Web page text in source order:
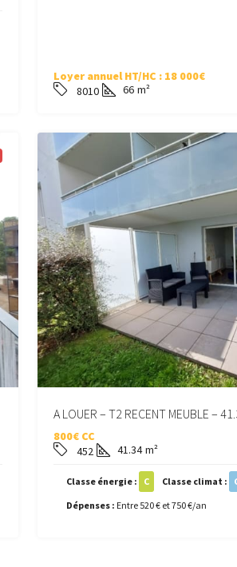
Loyer annuel HT/HC : 18 000€
8010
66 m²
A LOUER – T2 RECENT MEUBLE –
800€ CC
452
41.34 m²
Classe énergie : C Classe climat :
Dépenses : Entre 520 € et 750 €/an